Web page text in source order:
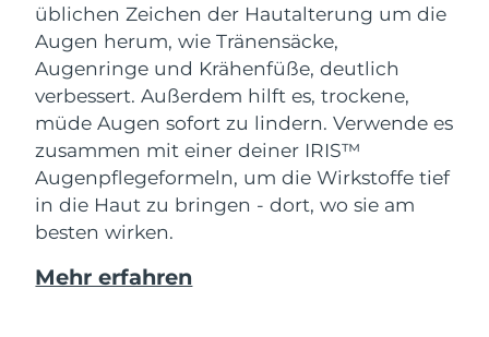
üblichen Zeichen der Hautalterung um die
Augen herum, wie Tränensäcke,
Augenringe und Krähenfüße, deutlich
verbessert. Außerdem hilft es, trockene,
müde Augen sofort zu lindern. Verwende es
zusammen mit einer deiner IRIS™
Augenpflegeformeln, um die Wirkstoffe tief
in die Haut zu bringen - dort, wo sie am
besten wirken.
Mehr erfahren